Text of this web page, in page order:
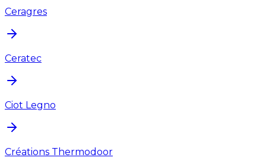
Ceragres
Ceratec
Ciot Legno
Créations Thermodoor